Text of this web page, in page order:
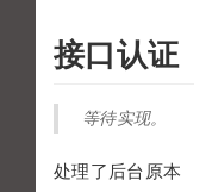
接口认证
等待实现。
处理了后台原本